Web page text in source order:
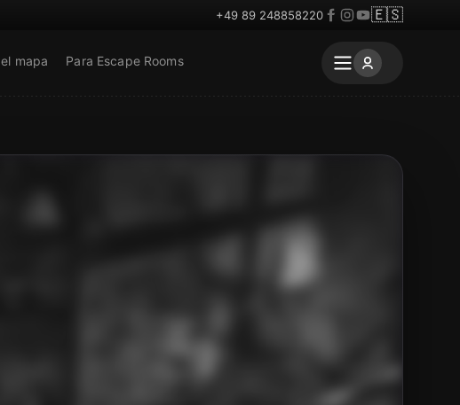
+49 89 248858220 🇪🇸
mapa Para Escape Rooms